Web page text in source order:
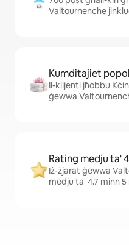
Valtournenche
Kumditajiet
Il-klijenti jħobbu
ġewwa
Rating medju ta'
Iż-żjarat ġewwa
medju ta' 4.7 minn